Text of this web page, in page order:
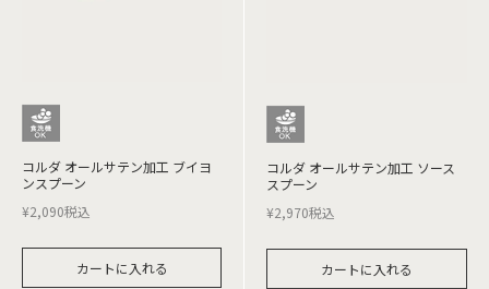
コルダ オールサテン加工 ブイヨ
ンスプーン
¥2,090税込
カートに入れる
コルダ オールサテン加工 ソース
スプーン
¥2,970税込
カートに入れる